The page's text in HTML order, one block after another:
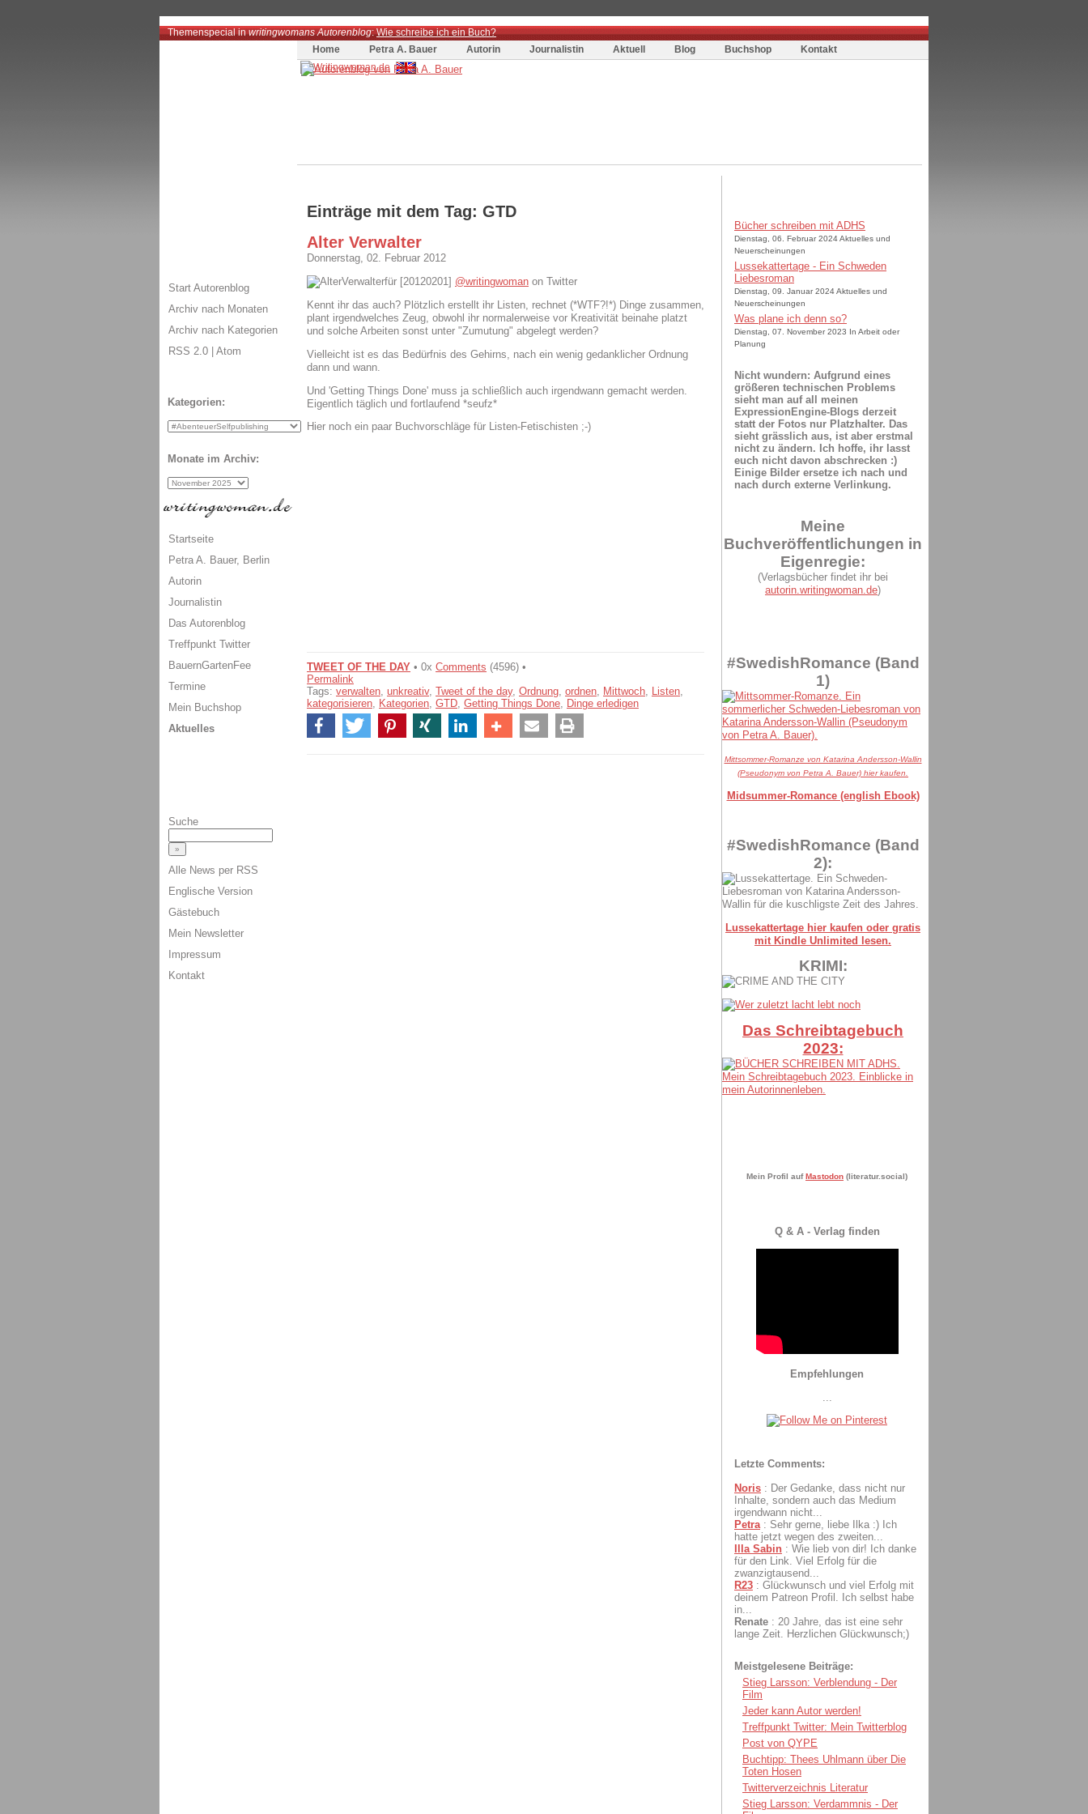
Themenspecial inwritingwomans Autorenblog:Wie schreibe ich ein Buch?
Home
Petra A. Bauer Autorin Journalistin Aktuell Blog Buchshop Kontakt
Einträge mit dem Tag: GTD
Alter Verwalter
Donnerstag, 02. Februar 2012
@writingwoman on Twitter
Kennt ihr das auch? Plötzlich erstellt ihr Listen, rechnet (*WTF?!*) Dinge zusammen,
plant irgendwelches Zeug, obwohl ihr normalerweise vor Kreativität beinahe platzt
und solche Arbeiten sonst unter "Zumutung" abgelegt werden?
Vielleicht ist es das Bedürfnis des Gehirns, nach ein wenig gedanklicher Ordnung
dann und wann.
Und 'Getting Things Done' muss ja schließlich auch irgendwann gemacht werden.
Eigentlich täglich und fortlaufend *seufz*
Hier noch ein paar Buchvorschläge für Listen-Fetischisten ;-)
TWEET OF THE DAY • 0x Comments (4596) •
Permalink
Tags: verwalten unkreativ, Tweet of the day, Ordnung ordnen Mittwoch Listen
kategorisieren
Kategorien GTD Getting Things Done Dinge erledigen
Bücher schreiben mit ADHS
Dienstag, 06. Februar 2024 Aktuelles und
Neuerscheinungen
Lussekattertage - Ein Schweden
Liebesroman
Dienstag, 09. Januar 2024 Aktuelles und
Neuerscheinungen
Was plane ich denn so?
Dienstag, 07. November 2023 In Arbeit oder
Planung
Nicht wundern: Aufgrund eines
größeren technischen Problems
sieht man auf all meinen
ExpressionEngine-Blogs derzeit
statt der Fotos nur Platzhalter. Das
sieht grässlich aus, ist aber erstmal
nicht zu ändern. Ich hoffe, ihr lasst
euch nicht davon abschrecken :)
Einige Bilder ersetze ich nach und
nach durch externe Verlinkung.
Meine
Buchveröffentlichungen in
Eigenregie:
(Verlagsbücher findet ihr bei
autorin.writingwoman.de)
#SwedishRomance (Band
1)
Mittsommer-Romanze von Katarina Andersson-Wallin
(Pseudonym von Petra A. Bauer) hier kaufen.
Midsummer-Romance (english Ebook)
#SwedishRomance (Band
2):
Lussekattertage hier kaufen oder gratis
mit Kindle Unlimited lesen.
KRIMI:
Das Schreibtagebuch
2023:
Mein Profil auf Mastodon (literatur.social)
Q & A - Verlag finden
Empfehlungen
Letzte Comments:
Noris : Der Gedanke, dass nicht nur
Inhalte, sondern auch das Medium
irgendwann nicht...
Petra : Sehr gerne, liebe Ilka :) Ich
hatte jetzt wegen des zweiten...
Illa Sabin : Wie lieb von dir! Ich danke
für den Link. Viel Erfolg für die
zwanzigtausend...
R23 : Glückwunsch und viel Erfolg mit
deinem Patreon Profil. Ich selbst habe
in...
Renate : 20 Jahre, das ist eine sehr
lange Zeit. Herzlichen Glückwunsch;)
Meistgelesene Beiträge:
Stieg Larsson: Verblendung - Der
Film
Jeder kann Autor werden!
Treffpunkt Twitter: Mein Twitterblog
Post von QYPE
Buchtipp: Thees Uhlmann über Die
Toten Hosen
Twitterverzeichnis Literatur
Stieg Larsson: Verdammnis - Der
Start Autorenblog
Archiv nach Monaten
Archiv nach Kategorien
RSS 2.0 | Atom
Kategorien:
Monate im Archiv:
Startseite
Petra A. Bauer, Berlin
Autorin
Journalistin
Das Autorenblog
Treffpunkt Twitter
BauernGartenFee
Termine
Mein Buchshop
Aktuelles
Suche
Alle News per RSS
Englische Version
Gästebuch
Mein Newsletter
Impressum
Kontakt